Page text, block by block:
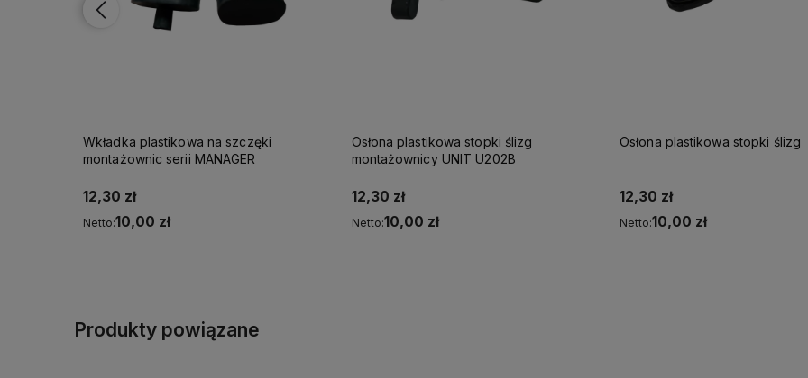
Osłona plastikowa stopki ślizg
montażownicy UNIT U202B
12,30 zł
Netto:10,00 zł
Osłona plastikowa stopki ślizg
12,30 zł
Netto:10,00 zł
Osłona plastikowa stopki ślizg
18,45 zł
Netto:15,00 zł
Produkty powiązane